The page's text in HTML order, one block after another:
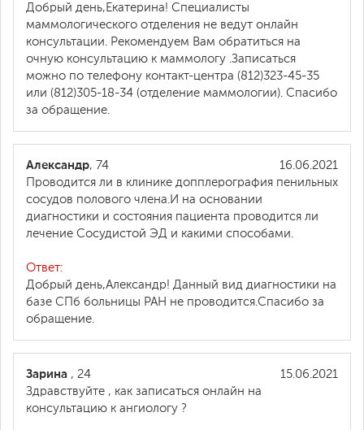
Добрый день,Екатерина! Специалисты
маммологического отделения не ведут онлайн
консультации. Рекомендуем Вам обратиться на
очную консультацию к маммологу .Записаться
можно по телефону контакт-центра (812)323-45-35
или (812)305-18-34 (отделение маммологии). Спасибо
за обращение.
16.06.2021
Александр, 74
Проводится ли в клинике допплерография пенильных
сосудов полового члена.И на основании
диагностики и состояния пациента проводится ли
лечение Сосудистой ЭД и какими способами.
Ответ:
Добрый день,Александр! Данный вид диагностики на
базе СПб больницы РАН не проводится.Спасибо за
обращение.
15.06.2021
Зарина , 24
Здравствуйте , как записаться онлайн на
консультацию к ангиологу ?